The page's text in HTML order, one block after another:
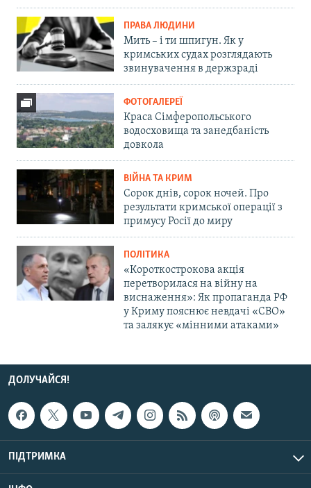
ПРАВА ЛЮДИНИ
Мить – і ти шпигун. Як у
кримських судах розглядають
звинувачення в держзраді
ФОТОГАЛЕРЕЇ
Краса Сімферопольського
водосховища та занедбаність
довкола
ВІЙНА ТА КРИМ
Сорок днів, сорок ночей. Про
результати кримської операції з
примусу Росії до миру
ПОЛІТИКА
«Короткострокова акція
перетворилася на війну на
виснаження»: Як пропаганда РФ
у Криму пояснює невдачі «СВО»
та залякує «мінними атаками»
ДОЛУЧАЙСЯ!
ПІДТРИМКА